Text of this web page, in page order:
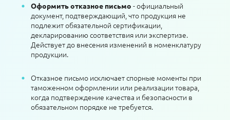
Оформить отказное письмо - официальный
документ, подтверждающий, что продукция не
подлежит обязательной сертификации,
декларированию соответствия или экспертизе.
Действует до внесения изменений в номенклатуру
продукции.
Отказное письмо исключает спорные моменты при
таможенном оформлении или реализации товара,
когда подтверждение качества и безопасности в
обязательном порядке не требуется.